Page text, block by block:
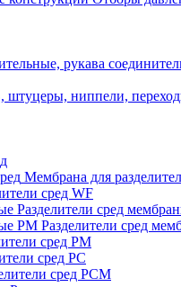
Мембрана для
сред WF
Разделители сред
Разделители сред
сред РМ
сред РС
сред РСМ